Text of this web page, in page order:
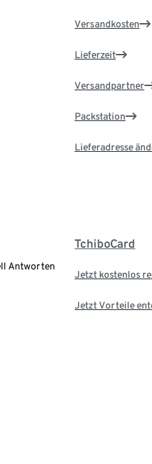
Versandkosten
Lieferzeit
Versandpartner
Packstation
Lieferadresse
Antworten
TchiboCard
Jetzt kostenlos
Jetzt Vorteile